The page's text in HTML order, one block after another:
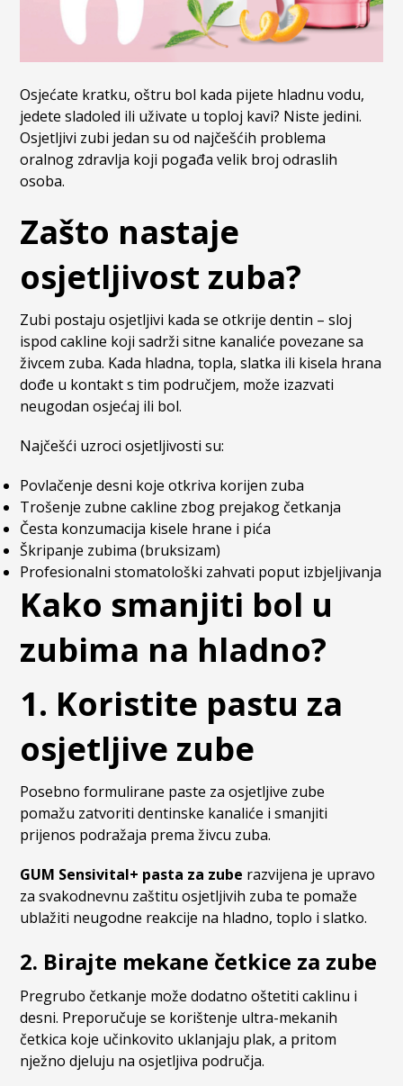
Osjećate kratku, oštru bol kada pijete hladnu vodu,
jedete sladoled ili uživate u toploj kavi? Niste jedini.
Osjetljivi zubi jedan su od najčešćih problema
oralnog zdravlja koji pogađa velik broj odraslih
osoba.
Zašto nastaje
osjetljivost zuba?
Zubi postaju osjetljivi kada se otkrije dentin – sloj
ispod cakline koji sadrži sitne kanaliće povezane sa
živcem zuba. Kada hladna, topla, slatka ili kisela hrana
dođe u kontakt s tim područjem, može izazvati
neugodan osjećaj ili bol.
Najčešći uzroci osjetljivosti su:
Povlačenje desni koje otkriva korijen zuba
Trošenje zubne cakline zbog prejakog četkanja
Česta konzumacija kisele hrane i pića
Škripanje zubima (bruksizam)
Profesionalni stomatološki zahvati poput izbjeljivanja
Kako smanjiti bol u
zubima na hladno?
1. Koristite pastu za
osjetljive zube
Posebno formulirane paste za osjetljive zube
pomažu zatvoriti dentinske kanaliće i smanjiti
prijenos podražaja prema živcu zuba.
GUM Sensivital+ pasta za zube razvijena je upravo
za svakodnevnu zaštitu osjetljivih zuba te pomaže
ublažiti neugodne reakcije na hladno, toplo i slatko.
2. Birajte mekane četkice za zube
Pregrubo četkanje može dodatno oštetiti caklinu i
desni. Preporučuje se korištenje ultra-mekanih
četkica koje učinkovito uklanjaju plak, a pritom
nježno djeluju na osjetljiva područja.